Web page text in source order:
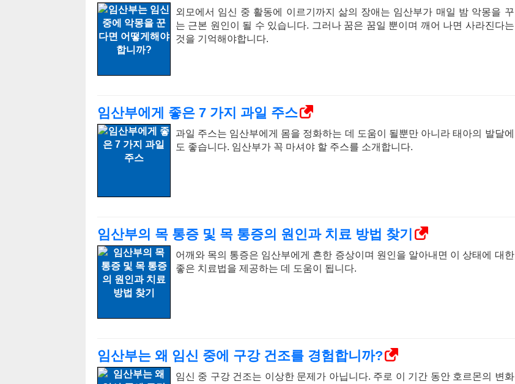
외모에서 임신 중 활동에 이르기까지 삶의 장애는 임산부가 매일 밤 악몽을 꾸
는 근본 원인이 될 수 있습니다. 그러나 꿈은 꿈일 뿐이며 깨어 나면 사라진다는
것을 기억해야합니다.
임산부에게 좋은 7 가지 과일 주스
과일 주스는 임산부에게 몸을 정화하는 데 도움이 될뿐만 아니라 태아의 발달에
도 좋습니다. 임산부가 꼭 마셔야 할 주스를 소개합니다.
임산부의 목 통증 및 목 통증의 원인과 치료 방법 찾기
어깨와 목의 통증은 임산부에게 흔한 증상이며 원인을 알아내면 이 상태에 대한
좋은 치료법을 제공하는 데 도움이 됩니다.
임산부는 왜 임신 중에 구강 건조를 경험합니까?
임신 중 구강 건조는 이상한 문제가 아닙니다. 주로 이 기간 동안 호르몬의 변화